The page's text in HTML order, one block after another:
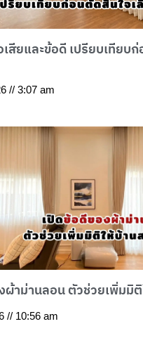
สียและข้อดี เปรียบเทียบ
3:07 am
ผ้าม่านลอน ตัวช่วยเพิ่มมิ
10:56 am